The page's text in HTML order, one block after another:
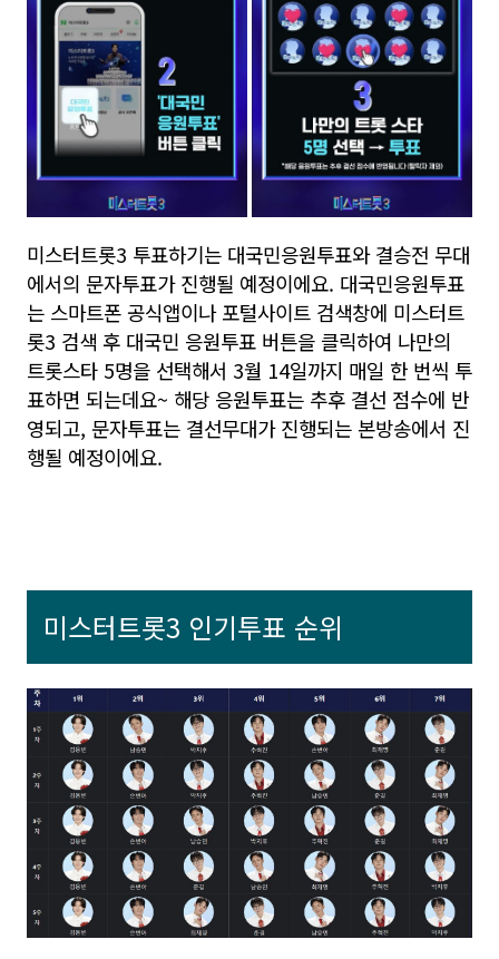
미스터트롯3 투표하기는 대국민응원투표와 결승전 무대
에서의 문자투표가 진행될 예정이에요. 대국민응원투표
는 스마트폰 공식앱이나 포털사이트 검색창에 미스터트
롯3 검색 후 대국민 응원투표 버튼을 클릭하여 나만의
트롯스타 5명을 선택해서 3월 14일까지 매일 한 번씩 투
표하면 되는데요~ 해당 응원투표는 추후 결선 점수에 반
영되고, 문자투표는 결선무대가 진행되는 본방송에서 진
행될 예정이에요.
미스터트롯3 인기투표 순위